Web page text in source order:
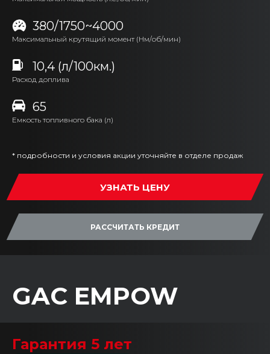
380/1750~4000
Максимальный крутящий момент (Нм/об/мин)
10,4 (л/100км.)
Расход доплива
65
Емкость топливного бака (л)
* подробности и условия акции уточняйте в отделе продаж
УЗНАТЬ ЦЕНУ
РАССЧИТАТЬ КРЕДИТ
GAC EMPOW
Гарантия 5 лет